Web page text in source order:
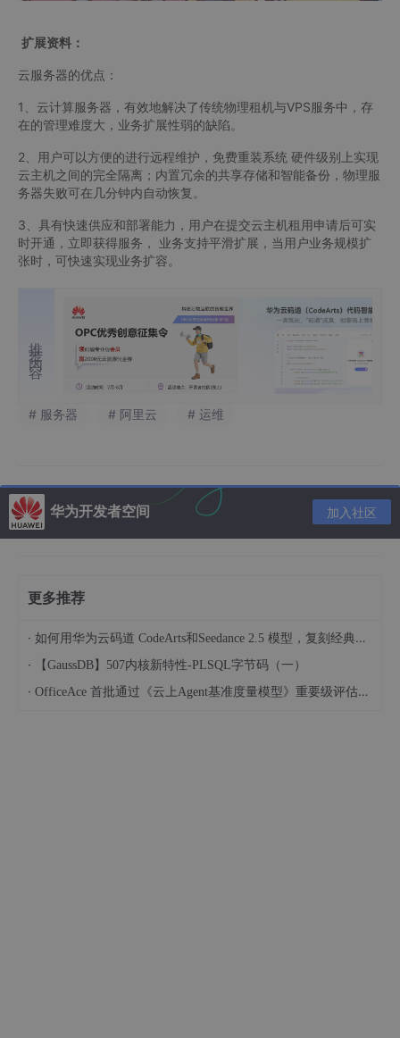
扩展资料：
云服务器的优点：
1、云计算服务器，有效地解决了传统物理租机与VPS服务中，存
在的管理难度大，业务扩展性弱的缺陷。
2、用户可以方便的进行远程维护，免费重装系统 硬件级别上实现
云主机之间的完全隔离；内置冗余的共享存储和智能备份，物理服
务器失败可在几分钟内自动恢复。
3、具有快速供应和部署能力，用户在提交云主机租用申请后可实
时开通，立即获得服务， 业务支持平滑扩展，当用户业务规模扩
张时，可快速实现业务扩容。
推荐内容
# 服务器 # 阿里云 # 运维
华为开发者空间 加入社区
更多推荐
· 如何用华为云码道 CodeArts和Seedance 2.5 模型，复刻经典画作名场面
· 【GaussDB】507内核新特性-PLSQL字节码（一）
· OfficeAce 首批通过《云上Agent基准度量模型》重要级评估，定义智能体可信新标杆